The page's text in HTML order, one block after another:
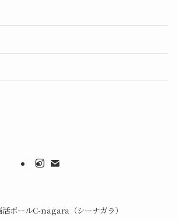
活ボールC-nagara（シーナガラ）